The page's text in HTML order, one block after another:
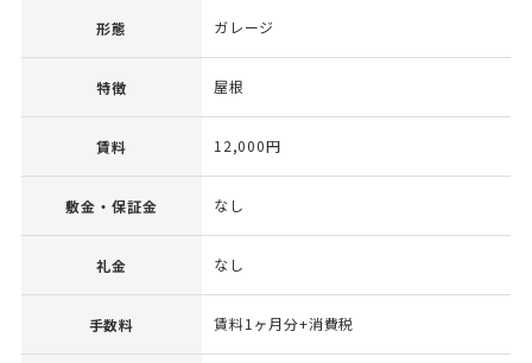
形態 ガレージ
特徴 屋根
賃料 12,000円
敷金・保証金 なし
礼金 なし
手数料 賃料1ヶ月分+消費税